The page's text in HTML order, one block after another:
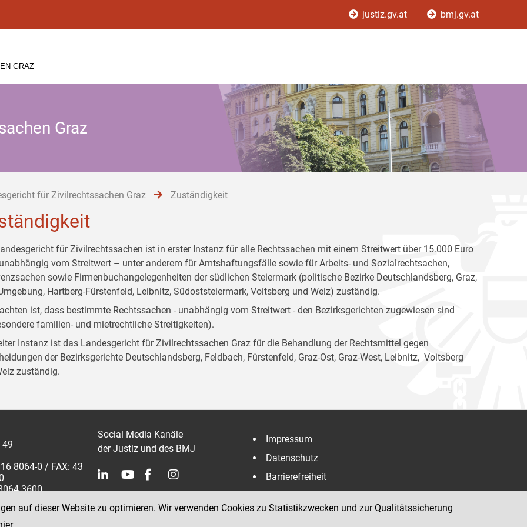
justiz.gv.at bmj.gv.at
GRAZ
Graz
für Zivilrechtssachen Graz Zuständigkeit
für Zivilrechtssachen ist in erster Instanz für alle Rechtssachen mit einem Streitwert über 15.000 Euro
vom Streitwert – unter anderem für Amtshaftungsfälle sowie für Arbeits- und Sozialrechtsachen,
sowie Firmenbuchangelegenheiten der südlichen Steiermark (politische Bezirke Deutschlandsberg, Graz,
Hartberg-Fürstenfeld, Leibnitz, Südoststeiermark, Voitsberg und Weiz) zuständig.
ist, dass bestimmte Rechtssachen - unabhängig vom Streitwert - den Bezirksgerichten zugewiesen sind
familien- und mietrechtliche Streitigkeiten).
Instanz ist das Landesgericht für Zivilrechtssachen Graz für die Behandlung der Rechtsmittel gegen
der Bezirksgerichte Deutschlandsberg, Feldbach, Fürstenfeld, Graz-Ost, Graz-West, Leibnitz, Voitsberg
zuständig.
49
8064-0 / FAX: 43
3600
Social Media Kanäle
der Justiz und des BMJ
Impressum
Datenschutz
Barrierefreiheit
auf dieser Website zu optimieren. Wir verwenden Cookies zu Statistikzwecken und zur Qualitätssicherung